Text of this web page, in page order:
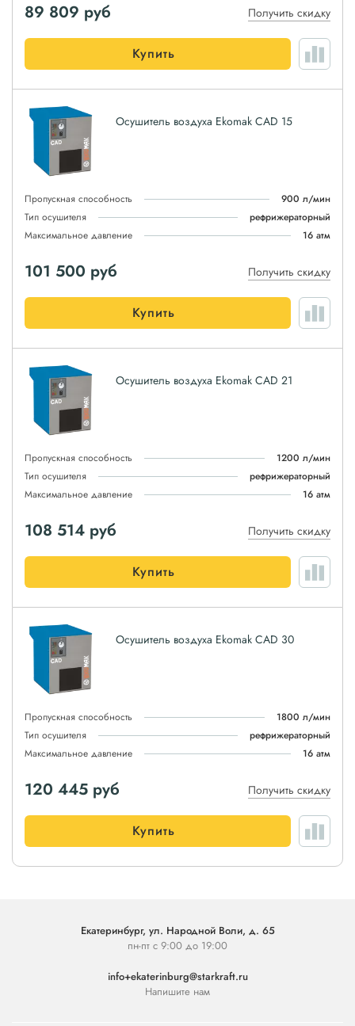
89 809 руб Получить скидку
Купить
Осушитель воздуха Ekomak CAD 15
Пропускная способность
900 л/мин
Тип осушителя
рефрижераторный
Максимальное давление
16 атм
101 500 руб Получить скидку
Купить
Осушитель воздуха Ekomak CAD 21
Пропускная способность
1200 л/мин
Тип осушителя
рефрижераторный
Максимальное давление
16 атм
108 514 руб Получить скидку
Купить
Осушитель воздуха Ekomak CAD 30
Пропускная способность
1800 л/мин
Тип осушителя
рефрижераторный
Максимальное давление
16 атм
120 445 руб Получить скидку
Купить
Екатеринбург, ул. Народной Воли, д. 65
пн-пт с 9:00 до 19:00
info+ekaterinburg@starkraft.ru
Напишите нам